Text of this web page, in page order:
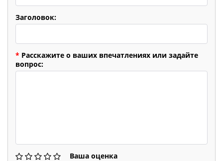
Заголовок:
* Расскажите о ваших впечатлениях или задайте
вопрос:
Ваша оценка